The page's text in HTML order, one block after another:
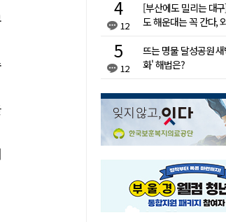
12
[부산에도 밀리는 대
도 해운대는 꼭 간다,
12
뜨는 명물 달성공원
화' 해법은?